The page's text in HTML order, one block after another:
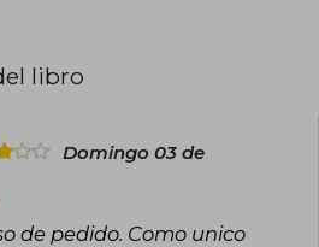
fantasía.
corazón roto, encantando a sus
nuevos personajes y aventuras. Su
y su enfoque en las
han convertido sus obras en
los amantes de la fantasía.
libro
Domingo 03 de
de pedido. Como unico